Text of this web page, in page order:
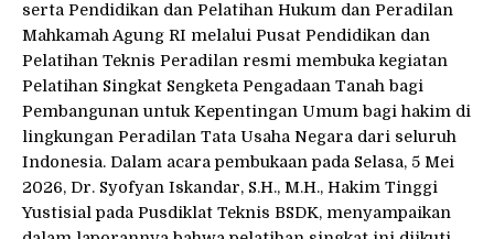
serta Pendidikan dan Pelatihan Hukum dan Peradilan
Mahkamah Agung RI melalui Pusat Pendidikan dan
Pelatihan Teknis Peradilan resmi membuka kegiatan
Pelatihan Singkat Sengketa Pengadaan Tanah bagi
Pembangunan untuk Kepentingan Umum bagi hakim di
lingkungan Peradilan Tata Usaha Negara dari seluruh
Indonesia. Dalam acara pembukaan pada Selasa, 5 Mei
2026, Dr. Syofyan Iskandar, S.H., M.H., Hakim Tinggi
Yustisial pada Pusdiklat Teknis BSDK, menyampaikan